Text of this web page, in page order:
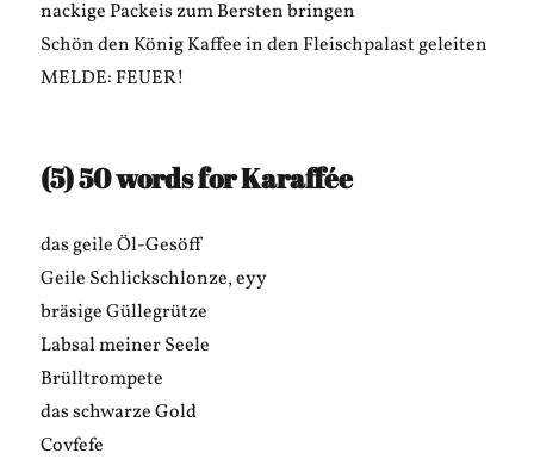
nackige Packeis zum Bersten bringen
Schön den König Kaffee in den Fleischpalast geleiten
MELDE: FEUER!
(5) 50 words for Karaffée
das geile Öl-Gesöff
Geile Schlickschlonze, eyy
bräsige Güllegrütze
Labsal meiner Seele
Brülltrompete
das schwarze Gold
Covfefe